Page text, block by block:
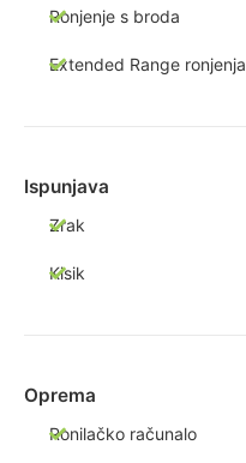
Ronjenje s broda
Extended Range ronjenja
Ispunjava
Zrak
Kisik
Oprema
Ronilačko računalo